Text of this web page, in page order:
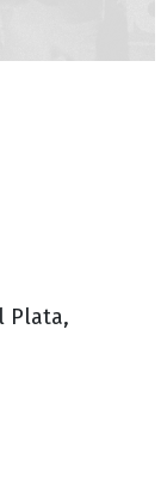
Plata,